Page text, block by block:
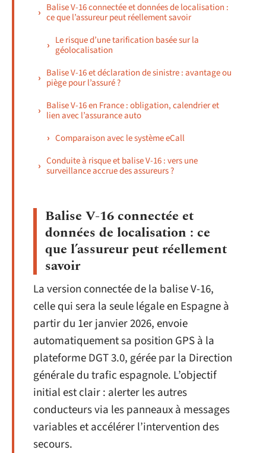
Balise V-16 connectée et données de localisation :
ce que l’assureur peut réellement savoir
Le risque d’une tarification basée sur la
géolocalisation
Balise V-16 et déclaration de sinistre : avantage ou
piège pour l’assuré ?
Balise V-16 en France : obligation, calendrier et
lien avec l’assurance auto
Comparaison avec le système eCall
Conduite à risque et balise V-16 : vers une
surveillance accrue des assureurs ?
Balise V-16 connectée et
données de localisation : ce
que l’assureur peut réellement
savoir
La version connectée de la balise V-16,
celle qui sera la seule légale en Espagne à
partir du 1er janvier 2026, envoie
automatiquement sa position GPS à la
plateforme DGT 3.0, gérée par la Direction
générale du trafic espagnole. L’objectif
initial est clair : alerter les autres
conducteurs via les panneaux à messages
variables et accélérer l’intervention des
secours.